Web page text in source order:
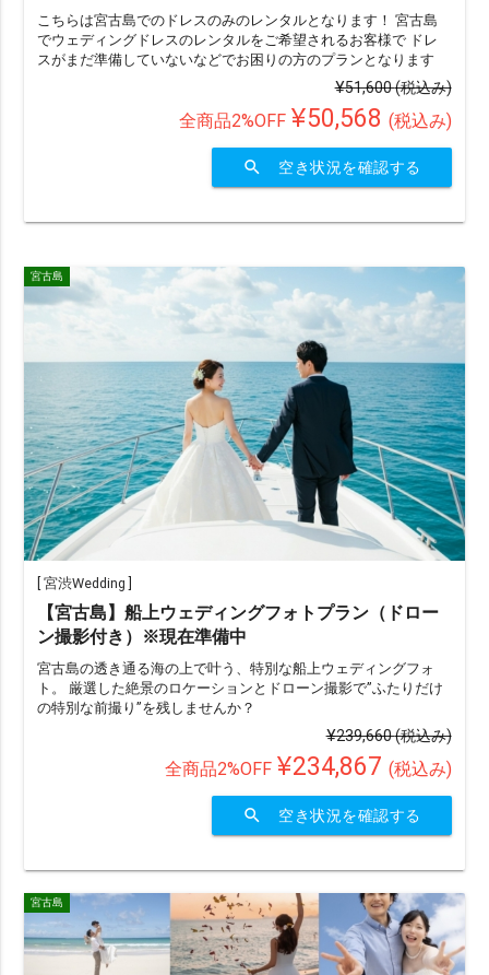
こちらは宮古島でのドレスのみのレンタルとなります！ 宮古島
でウェディングドレスのレンタルをご希望されるお客様で ドレ
スがまだ準備していないなどでお困りの方のプランとなります
¥51,600(税込み)
全商品2%OFF ¥50,568 (税込み)
search 空き状況を確認する
宮古島
[宮渋Wedding]
【宮古島】船上ウェディングフォトプラン（ドロー
ン撮影付き）※現在準備中
宮古島の透き通る海の上で叶う、特別な船上ウェディングフォ
ト。 厳選した絶景のロケーションとドローン撮影で”ふたりだけ
の特別な前撮り”を残しませんか？
¥239,660(税込み)
全商品2%OFF ¥234,867 (税込み)
search 空き状況を確認する
宮古島
※ エリア（1つ選択）
宮古島
石垣島・八重山
八重山
久米島
渡嘉敷島・座間味島
与論島・鹿児島・屋久島
京都
※ シチュエーションで選ぶ
ビーチ チャペル スタジオ グリーン
水中
ビーチ挙式
アメリカンビレッジ 城跡・古民家
アクティビティー サンライズ プロポーズ
ソロ
ドレス・タキシード付き（オプションも含む）
ドレス・タキシード持ち込み可 和装 琉装